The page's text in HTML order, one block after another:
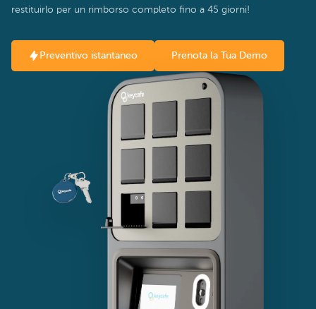
restituirlo per un rimborso completo fino a 45 giorni!
Preventivo istantaneo Prenota la Tua Demo